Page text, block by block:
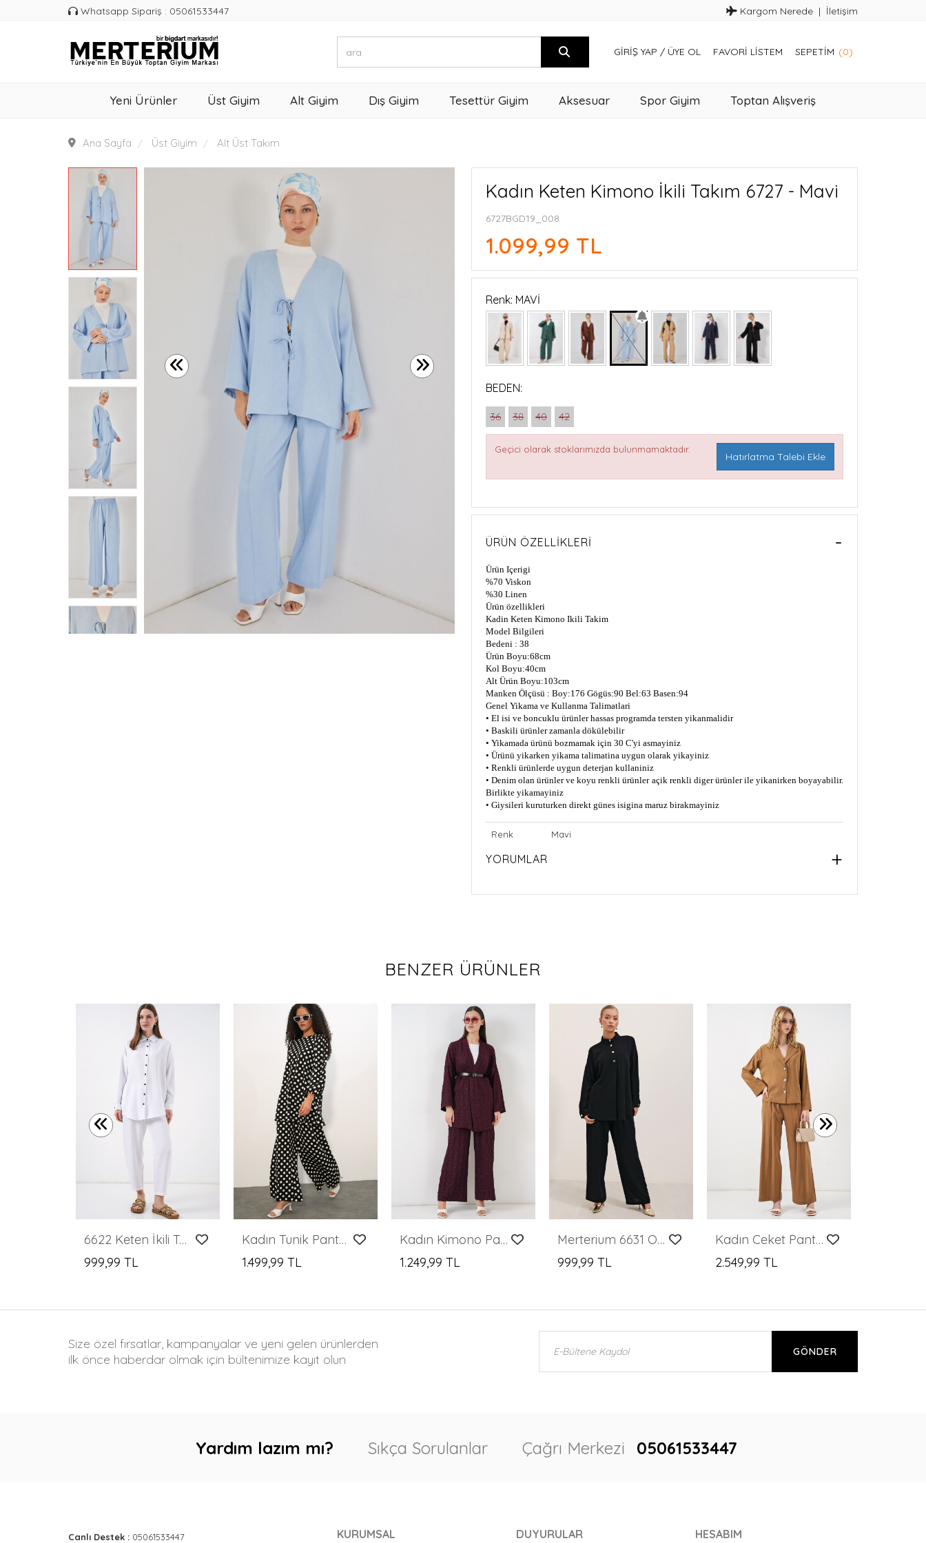
Whatsapp Sipariş : 05061533447 Kargom Nerede İletişim
GIRIŞ YAP / ÜYE OL FAVORI LISTEM SEPETIM (0)
Yeni Ürünler Üst Giyim Alt Giyim Dış Giyim Tesettür Giyim Aksesuar Spor Giyim Toptan Alışveriş
Ana Sayfa Üst Giyim Alt Üst Takım
Kadın Keten Kimono İkili Takım 6727 - Mavi
6727BGD19_008
1.099,99 TL
Renk: MAVİ
BEDEN:
36 38 40 42
Geçici olarak stoklarımızda bulunmamaktadır.
Hatırlatma Talebi Ekle
ÜRÜN ÖZELLIKLERI
Ürün Içerigi
%70 Viskon
%30 Linen
Ürün özellikleri
Kadin Keten Kimono Ikili Takim
Model Bilgileri
Bedeni : 38
Ürün Boyu:68cm
Kol Boyu:40cm
Alt Ürün Boyu:103cm
Manken Ölçüsü : Boy:176 Gögüs:90 Bel:63 Basen:94
Genel Yikama ve Kullanma Talimatlari
• El isi ve boncuklu ürünler hassas programda tersten yikanmalidir
• Baskili ürünler zamanla dökülebilir
• Yikamada ürünü bozmamak için 30 C'yi asmayiniz
• Ürünü yikarken yikama talimatina uygun olarak yikayiniz
• Renkli ürünlerde uygun deterjan kullaniniz
• Denim olan ürünler ve koyu renkli ürünler açik renkli diger ürünler ile yikanirken boyayabilir.
Birlikte yikamayiniz
• Giysileri kuruturken direkt günes isigina maruz birakmayiniz
Renk Mavi
YORUMLAR
BENZER ÜRÜNLER
6622 Keten İkili Takım - Beyaz
999,99 TL
Kadın Tunik Pantolon Puantiyeli Alt Üst Takım 6663 - A.Siyah
1.499,99 TL
Kadın Kimono Pantolon İkili Takım 30078 - Bordo
1.249,99 TL
Merterium 6631 Oversize Alt-Üst Takım - Siyah
999,99 TL
Kadın Ceket Pantolon İkili Takım 30065 - Taba
2.549,99 TL
Size özel fırsatlar, kampanyalar ve yeni gelen ürünlerden
ilk önce haberdar olmak için bültenimize kayıt olun
GÖNDER
Yardım lazım mı? Sıkça Sorulanlar Çağrı Merkezi 05061533447
Canlı Destek : 05061533447 KURUMSAL DUYURULAR HESABIM